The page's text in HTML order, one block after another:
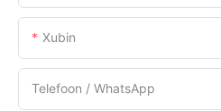
Xubin
Telefoon / WhatsApp